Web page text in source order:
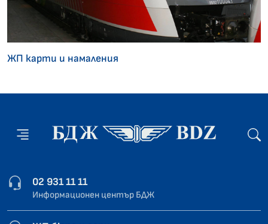
ЖП карти и намаления
02 931 11 11
Информационен център БДЖ